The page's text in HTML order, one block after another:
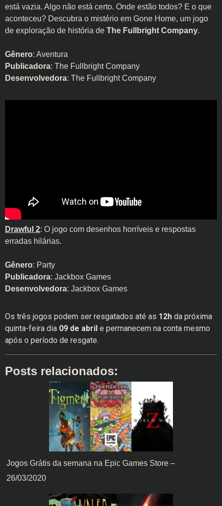
está vazia. Algo não está certo. Onde estão todos? E o que
aconteceu? Descubra o mistério em Gone Home, um jogo
de exploração de história de The Fullbright Company.
Gênero: Aventura
Publicadora: The Fullbright Company
Desenvolvedora: The Fullbright Company
Drawful 2: O jogo com desenhos horríveis e respostas
erradas hilárias.
Gênero: Party
Publicadora: Jackbox Games
Desenvolvedora: Jackbox Games
Os três jogos podem ser resgatados até as 12h da próxima
quinta-feira dia 09 de abril e permanecem na conta mesmo
após o período de resgate.
Posts relacionados:
Jogos Grátis da semana na Epic Games Store –
26/03/2020